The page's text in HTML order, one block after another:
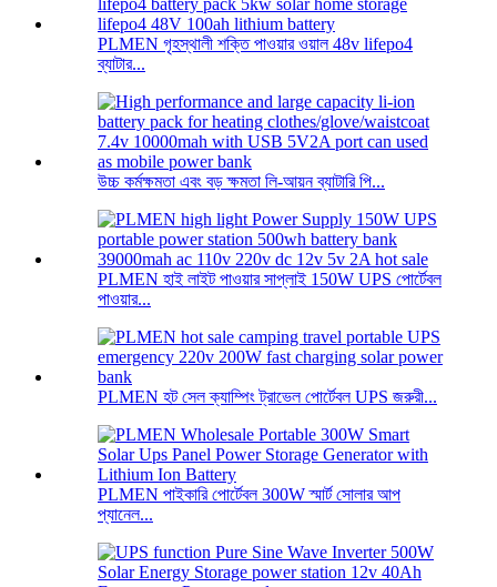
PLMEN গৃহস্থালী শক্তি পাওয়ার ওয়াল 48v lifepo4
ব্যাটার...
উচ্চ কর্মক্ষমতা এবং বড় ক্ষমতা লি-আয়ন ব্যাটারি পি...
PLMEN হাই লাইট পাওয়ার সাপ্লাই 150W UPS পোর্টেবল
পাওয়ার...
PLMEN হট সেল ক্যাম্পিং ট্রাভেল পোর্টেবল UPS জরুরী...
PLMEN পাইকারি পোর্টেবল 300W স্মার্ট সোলার আপ
প্যানেল...